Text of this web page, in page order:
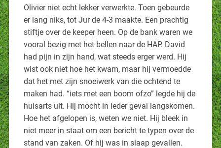
Olivier niet echt lekker verwerkte. Toen gebeurde
er lang niks, tot Jur de 4-3 maakte. Een prachtig
stiftje over de keeper heen. Op de bank waren we
vooral bezig met het bellen naar de HAP. David
had pijn in zijn hand, wat steeds erger werd. Hij
wist ook niet hoe het kwam, maar hij vermoedde
dat het met zijn snoeiwerk van die ochtend te
maken had. “iets met een boom ofzo” legde hij de
huisarts uit. Hij mocht in ieder geval langskomen.
Hoe het afgelopen is, weten we niet. Hij bleek in
niet meer in staat om een bericht te typen over de
stand van zaken. Of hij was in slaap gevallen.